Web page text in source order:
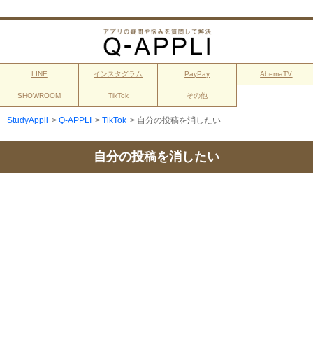
LINE インスタグラム PayPay AbemaTV
SHOWROOM TikTok その他
StudyAppli > Q-APPLI > TikTok > 自分の投稿を消したい
自分の投稿を消したい